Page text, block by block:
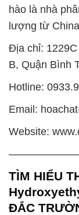
hào là nhà
lượng từ
Địa chỉ:
B, Quận Bình
Hotline:
Email:
Website:
TÌM HIỂU
ĐẮC